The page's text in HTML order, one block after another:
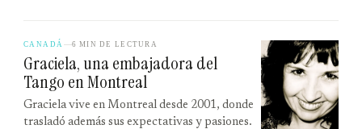
CANADÁ 6 MIN DE LECTURA
Graciela, una embajadora del
Tango en Montreal
Graciela vive en Montreal desde 2001, donde
trasladó además sus expectativas y pasiones.